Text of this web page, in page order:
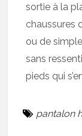
sortie à la
chaussures
ou de
sans
pieds qui
pantalon